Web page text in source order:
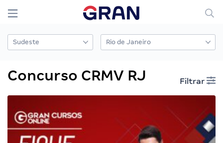
Concurso CRMV RJ Filtrar